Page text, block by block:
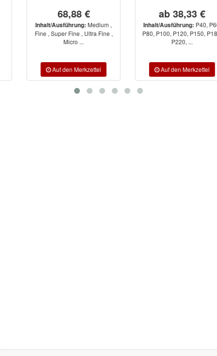
68,88 €
Inhalt/Ausführung:Medium ,
Fine , Super Fine , Ultra Fine ,
Micro ...
ab 38,33 €
Inhalt/Ausführung:P40, P60,
P80, P100, P120, P150, P180,
P220, ...